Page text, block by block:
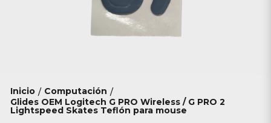
Inicio / Computación /
Glides OEM Logitech G PRO Wireless / G PRO 2
Lightspeed Skates Teflón para mouse